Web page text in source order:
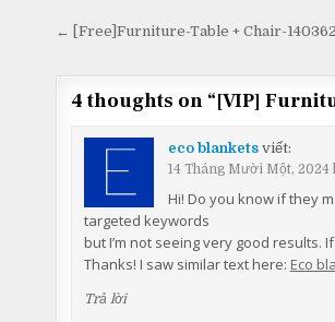
Điều
hướng
bài
viết
← [Free]Furniture-Table + Chair-
4 thoughts on “[VIP]
eco blankets viết:
14 Tháng Mười Một, 2024
Hi! Do you know if they
targeted keywords
but I’m not seeing very good results.
Thanks! I saw similar text here: Eco
Trả lời